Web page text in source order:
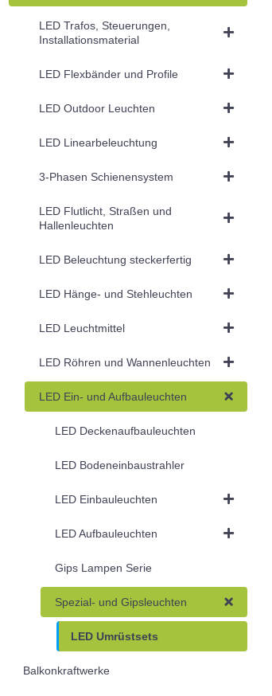
LED Trafos, Steuerungen,
Installationsmaterial
LED Flexbänder und Profile
LED Outdoor Leuchten
LED Linearbeleuchtung
3-Phasen Schienensystem
LED Flutlicht, Straßen und
Hallenleuchten
LED Beleuchtung steckerfertig
LED Hänge- und Stehleuchten
LED Leuchtmittel
LED Röhren und Wannenleuchten
LED Ein- und Aufbauleuchten
LED Deckenaufbauleuchten
LED Bodeneinbaustrahler
LED Einbauleuchten
LED Aufbauleuchten
Gips Lampen Serie
Spezial- und Gipsleuchten
LED Umrüstsets
Balkonkraftwerke